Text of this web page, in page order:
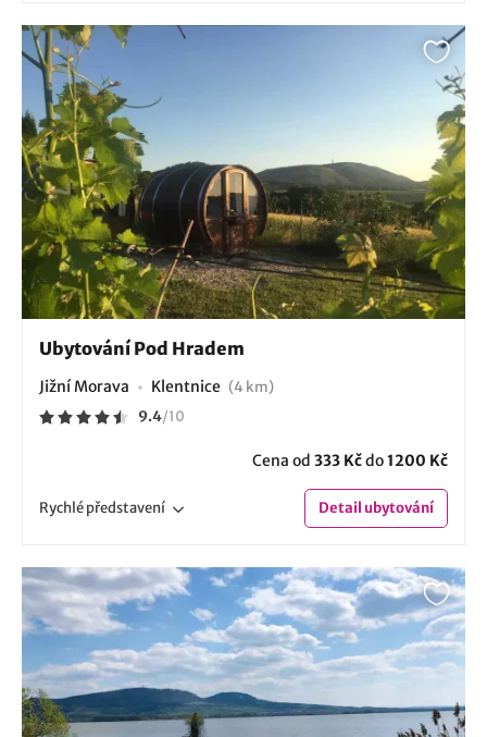
Ubytování Pod Hradem
Jižní Morava Klentnice (4 km)
9.4/10
Cena od 333 Kčdo1200 Kč
Rychlépředstavení Detailubytování